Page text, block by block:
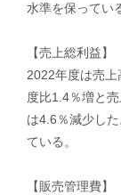
水準を保ってい
【売上総利益】
2022年度は売
度比1.4％増と
は4.6％減少し
ている。
【販売管理費】